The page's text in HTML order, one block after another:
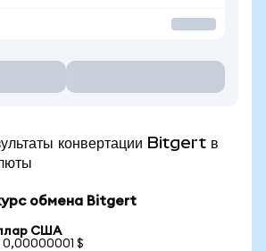
конвертации Bitgert в
обмена Bitgert
США
0,00000001 $